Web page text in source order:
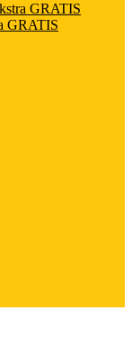
GRATIS
GRATIS